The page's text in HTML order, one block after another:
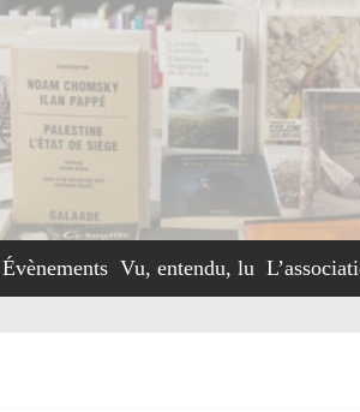
Évènements Vu, entendu, lu